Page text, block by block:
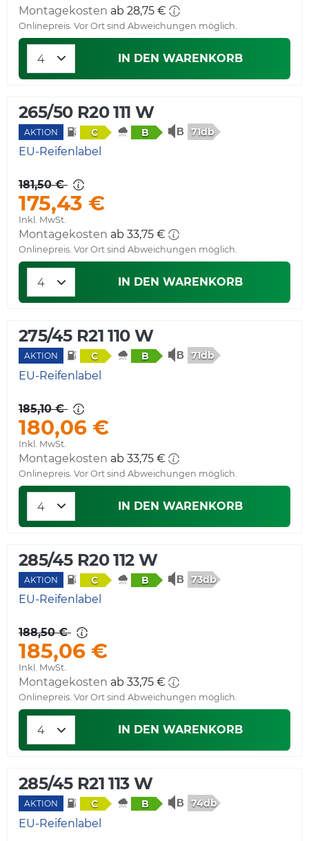
Montagekosten ab 28,75 €
Onlinepreis. Vor Ort sind Abweichungen möglich.
IN DEN WARENKORB
265/50 R20 111 W
AKTION C B 71db
EU-Reifenlabel
181,50 €
175,43 €
Inkl. MwSt.
Montagekosten ab 33,75 €
Onlinepreis. Vor Ort sind Abweichungen möglich.
IN DEN WARENKORB
275/45 R21 110 W
AKTION C B 71db
EU-Reifenlabel
185,10 €
180,06 €
Inkl. MwSt.
Montagekosten ab 33,75 €
Onlinepreis. Vor Ort sind Abweichungen möglich.
IN DEN WARENKORB
285/45 R20 112 W
AKTION C B 73db
EU-Reifenlabel
188,50 €
185,06 €
Inkl. MwSt.
Montagekosten ab 33,75 €
Onlinepreis. Vor Ort sind Abweichungen möglich.
IN DEN WARENKORB
285/45 R21 113 W
AKTION C B 74db
EU-Reifenlabel